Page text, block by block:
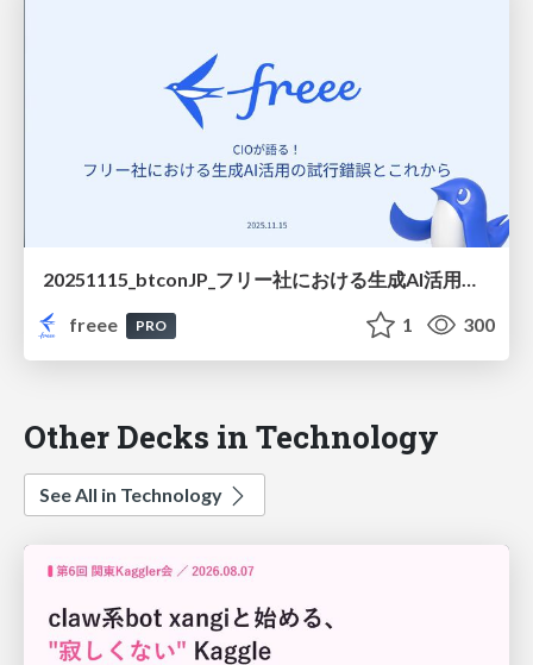
20251115_btconJP_フリー社における生成AI活用の試行錯誤とこれから
freee
PRO 1 300
Other Decks in Technology
See All in Technology